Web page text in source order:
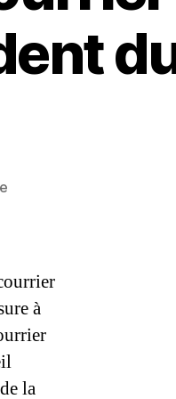
sur
Courrier
intersyndical
au
Président
du
à
la